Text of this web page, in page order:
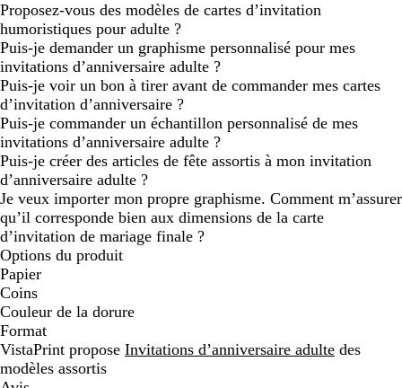
Proposez-vous des modèles de cartes d’invitation
humoristiques pour adulte ?
Puis-je demander un graphisme personnalisé pour mes
invitations d’anniversaire adulte ?
Puis-je voir un bon à tirer avant de commander mes cartes
d’invitation d’anniversaire ?
Puis-je commander un échantillon personnalisé de mes
invitations d’anniversaire adulte ?
Puis-je créer des articles de fête assortis à mon invitation
d’anniversaire adulte ?
Je veux importer mon propre graphisme. Comment m’assurer
qu’il corresponde bien aux dimensions de la carte
d’invitation de mariage finale ?
Options du produit
Papier
Coins
Couleur de la dorure
Format
VistaPrint propose Invitations d’anniversaire adulte des
modèles assortis